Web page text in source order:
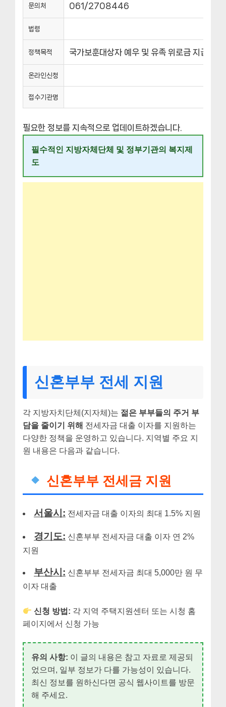
문의처 061/2708446
법령
정책목적 국가보훈대상자 예우 및 유족 위로금 지급
온라인신청
접수기관명
필요한 정보를 지속적으로 업데이트하겠습니다.
필수적인 지방자체단체 및 정부기관의 복지제
도
신혼부부 전세 지원
각 지방자치단체(지자체)는 젊은 부부들의 주거 부
담을 줄이기 위해 전세자금 대출 이자를 지원하는
다양한 정책을 운영하고 있습니다. 지역별 주요 지
원 내용은 다음과 같습니다.
신혼부부 전세금 지원
서울시: 전세자금 대출 이자의 최대 1.5% 지원
경기도: 신혼부부 전세자금 대출 이자 연 2%
지원
부산시: 신혼부부 전세자금 최대 5,000만 원 무
이자 대출
신청 방법: 각 지역 주택지원센터 또는 시청 홈
페이지에서 신청 가능
유의 사항: 이 글의 내용은 참고 자료로 제공되
었으며, 일부 정보가 다를 가능성이 있습니다.
최신 정보를 원하신다면 공식 웹사이트를 방문
해 주세요.